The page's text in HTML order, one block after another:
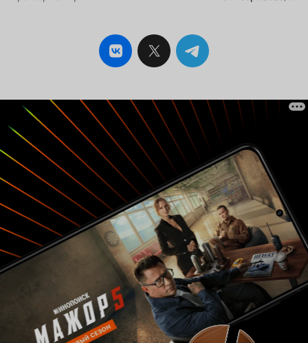
Сара во сне чего натворит, а тут еще и у сына
сомнамбулизм… А может, черная душа мужа,
еще не отправившегося в ад, устроит тут
правда скрыта, её старательно замели под
ковер, но она того гляди и вылезет наружу.
Ужас тут нагнетают медленно. Представьте, что
ваши самые жуткие кошмары могут убить. Не
метафорически, а буквально. Да тут нет рек
крови, монстров; призраки немного есть, но в
основе — психоделика, переплетение
прошлого, настоящего, сна и реальности без
четких границ. Все намеренно сбивает с толку,
и даже в конце остается какая-то
недосказанность. Вроде как “А что, если
правда — не то, что помнишь, а то, что
боишься вспомнить?” ВЕРДИКТ Вообще,
получилось крепко. Возможно, тот же
Шьямалан смог бы закрутить интригу поглубже
и устроить в финале более яркий взрыв,
перевернув всё с ног на голову. Больше
чувства вины, больше скрытых тайн —
потенциал для этого был. Но и так получилось
неплохо.